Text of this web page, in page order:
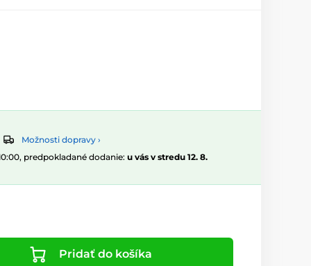
Možnosti dopravy ›
predpokladané dodanie: u vás v stredu 12. 8.
Pridať do košíka